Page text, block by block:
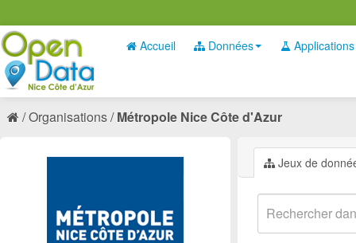
Accueil Données Applications
Organisations Métropole Nice Côte d'Azur
Jeux de